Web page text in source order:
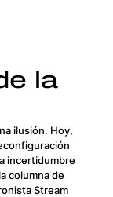
la
ilusión. Hoy,
incertidumbre
columna de
Stream